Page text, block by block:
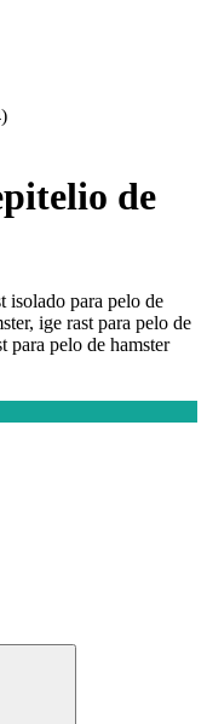
de
isolado para pelo de
ige rast para pelo de
para pelo de hamster